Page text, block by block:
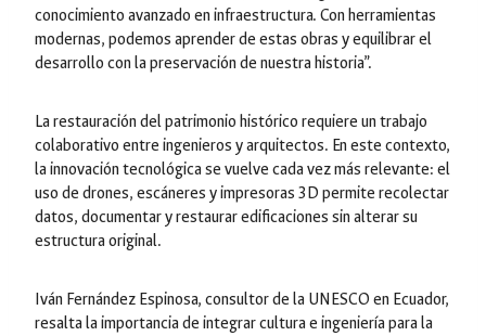
conocimiento avanzado en infraestructura. Con herramientas
modernas, podemos aprender de estas obras y equilibrar el
desarrollo con la preservación de nuestra historia”.
La restauración del patrimonio histórico requiere un trabajo
colaborativo entre ingenieros y arquitectos. En este contexto,
la innovación tecnológica se vuelve cada vez más relevante: el
uso de drones, escáneres y impresoras 3D permite recolectar
datos, documentar y restaurar edificaciones sin alterar su
estructura original.
Iván Fernández Espinosa, consultor de la UNESCO en Ecuador,
resalta la importancia de integrar cultura e ingeniería para la